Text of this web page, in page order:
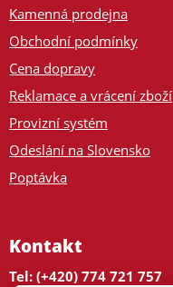
Kamenná prodejna
Obchodní podmínky
Cena dopravy
Reklamace a vrácení zboží
Provizní systém
Odeslání na Slovensko
Poptávka
Kontakt
Tel: (+420) 774 721 757